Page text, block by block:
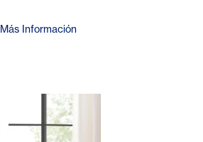
Más Información